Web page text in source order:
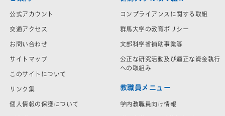
公式アカウント
交通アクセス
お問い合わせ
サイトマップ
このサイトについて
リンク集
個人情報の保護について
コンプライアンスに関する取組
群馬大学の教育ポリシー
文部科学省補助事業等
公正な研究活動及び適正な資金執行
への取組み
教職員メニュー
学内教職員向け情報